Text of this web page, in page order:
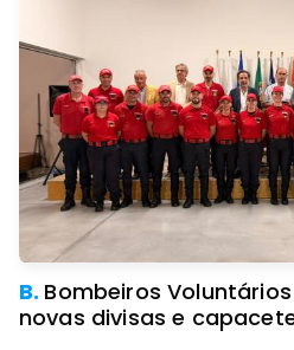
B. Bombeiros
novas divisas e